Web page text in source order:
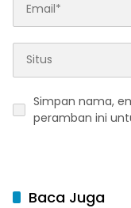
Simpan nama,
peramban ini
Baca Juga